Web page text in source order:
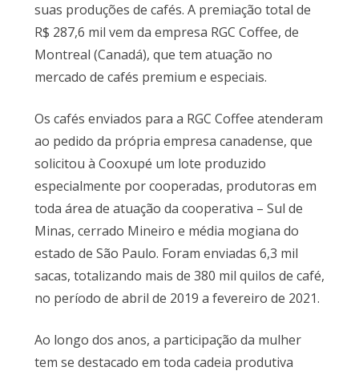
suas produções de cafés. A premiação total de
R$ 287,6 mil vem da empresa RGC Coffee, de
Montreal (Canadá), que tem atuação no
mercado de cafés premium e especiais.
Os cafés enviados para a RGC Coffee atenderam
ao pedido da própria empresa canadense, que
solicitou à Cooxupé um lote produzido
especialmente por cooperadas, produtoras em
toda área de atuação da cooperativa – Sul de
Minas, cerrado Mineiro e média mogiana do
estado de São Paulo. Foram enviadas 6,3 mil
sacas, totalizando mais de 380 mil quilos de café,
no período de abril de 2019 a fevereiro de 2021.
Ao longo dos anos, a participação da mulher
tem se destacado em toda cadeia produtiva